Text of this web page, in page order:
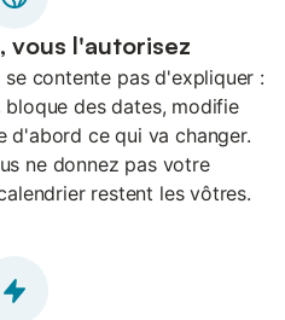
vous l'autorisez
contente pas d'expliquer :
des dates, modifie
ce qui va changer.
ne donnez pas votre
restent les vôtres.